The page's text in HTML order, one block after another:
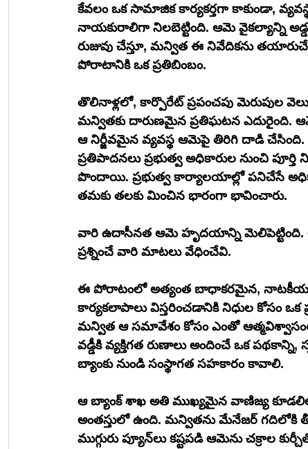
కేవలం ఒక సామాజిక కార్యకర్తగా కాకుండా,
నాయకురాలిగా నిలబెట్టింది. ఆమె వైకల్యాన్ని
రుజువు చేస్తూ, మన్విత ఈ నివేదికను
పోరాటానికి ఒక ప్రతిబింబం.
తొలినాళ్లలో, కార్పొరేట్ ప్రపంచపు మెరుపుల
మన్వితకు దారుణమైన ప్రతిఘటన ఎదురైంది. ఆమె
ఆ నిర్జీవమైన వ్యవస్థ ఆమెపై తిరిగి దాడి
ప్రతిపాదనలు ప్రభుత్వ అధికారుల నుంచి
పొందాయి. ప్రభుత్వ కార్యాలయాల్లో పనిచేసే
తమకు తలకు మించిన భారంగా భావించారు.
వారి ఉదాసీనత ఆమె హృదయాన్ని మెలిపెట్టింది.
ప్రశ్నించే వారి మాటలు వేధించేవి.
ఈ పోరాటంలో అత్యంత బాధాకరమైన,
కార్యకలాపాలు విస్తరించడానికి నిధుల కోసం ఒక ప్రభుత్వ రంగ
మన్విత ఆ సమావేశం కోసం ఎంతో
వడ్డీకి వ్యక్తిగత రుణాలు అందించే ఒక
బ్యాంకు నుండి సంస్థాగత సహకారం కావాలి.
ఆ బ్యాంక్ శాఖ అతి ముఖ్యమైన వాణిజ్య
అంతస్తులో ఉంది. మన్వితను మేనేజర్‌ గదిలోకి తీసుకెళ్లడానికి అక్కడ కూడా సరియైన ర్యాంపు సౌకర్యం లేదు.
ముగ్గురు ప్యూన్‌లు కష్టపడి ఆమెను చక్రాల కుర్చీతో సహా మెట్లు దాటించి లోపలికి చేర్చారు. ఆ శ్రమను